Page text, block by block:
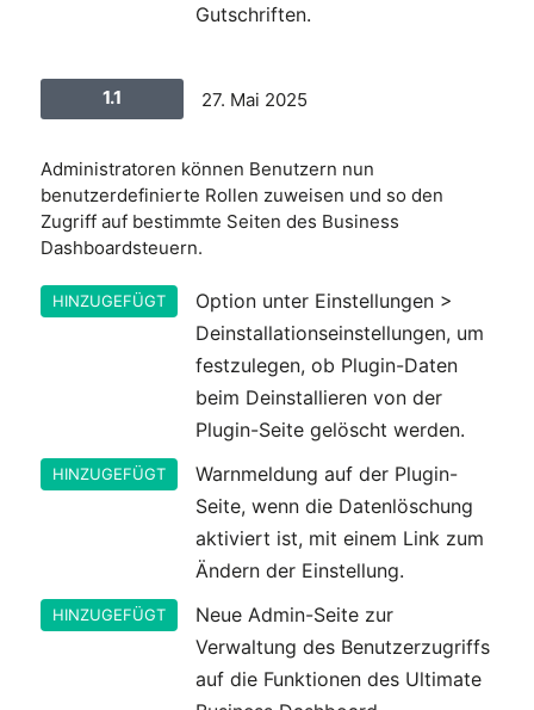
Gutschriften.
1.1 27. Mai 2025
Administratoren können Benutzern nun
benutzerdefinierte Rollen zuweisen und so den
Zugriff auf bestimmte Seiten des Business
Dashboardsteuern.
HINZUGEFÜGT
Option unter Einstellungen >
Deinstallationseinstellungen, um
festzulegen, ob Plugin-Daten
beim Deinstallieren von der
Plugin-Seite gelöscht werden.
HINZUGEFÜGT
Warnmeldung auf der Plugin-
Seite, wenn die Datenlöschung
aktiviert ist, mit einem Link zum
Ändern der Einstellung.
HINZUGEFÜGT
Neue Admin-Seite zur
Verwaltung des Benutzerzugriffs
auf die Funktionen des Ultimate